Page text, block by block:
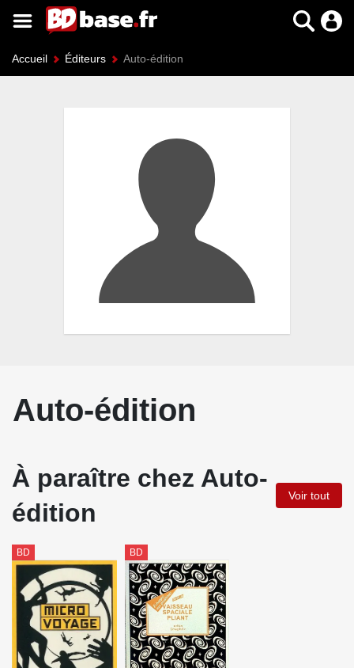
Accueil Éditeurs Auto-édition
Auto-édition
À paraître chez Auto-
édition
Voir tout
BD BD